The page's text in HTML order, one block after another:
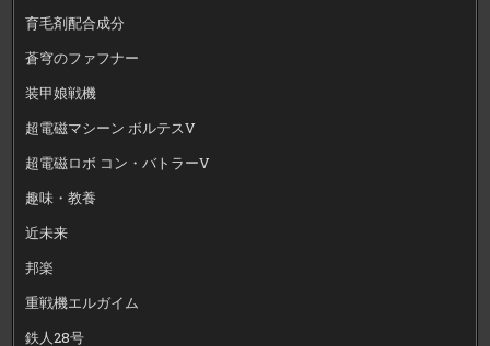
育毛剤配合成分
蒼穹のファフナー
装甲娘戦機
超電磁マシーン ボルテスV
超電磁ロボ コン・バトラーV
趣味・教養
近未来
邦楽
重戦機エルガイム
鉄人28号